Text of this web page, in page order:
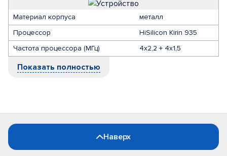
Материал корпуса
металл
Процессор
HiSilicon Kirin 935
Частота процессора (МГц)
4х2,2 + 4х1,5
Показать полностью
Наверх